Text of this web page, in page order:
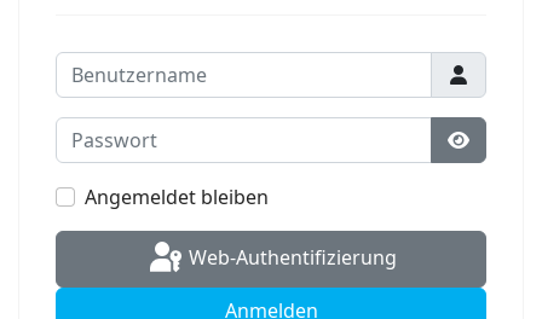
Benutzername
Passwort
Angemeldet bleiben
Web-Authentifizierung
Anmelden